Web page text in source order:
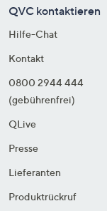
QVC kontaktieren
Hilfe-Chat
Kontakt
0800 2944 444
(gebührenfrei)
QLive
Presse
Lieferanten
Produktrückruf